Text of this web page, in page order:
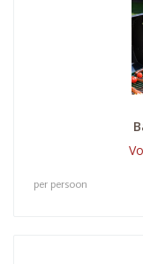
per persoon